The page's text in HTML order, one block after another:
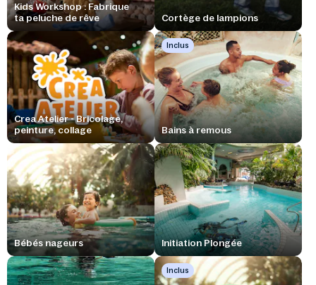
Kids Workshop : Fabrique
ta peluche de rêve
Cortège de lampions
Crea Atelier - Bricolage,
peinture, collage
Inclus
Bains à remous
Bébés nageurs Initiation Plongée
Inclus